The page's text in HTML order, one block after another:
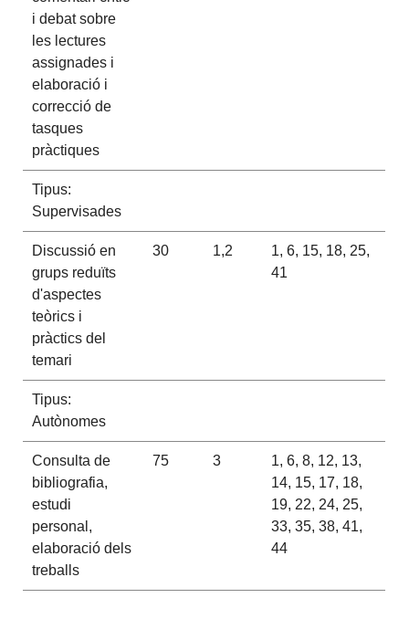
i debat sobre
les lectures
assignades i
elaboració i
correcció de
tasques
pràctiques
Tipus:
Supervisades
Discussió en
grups reduïts
d'aspectes
teòrics i
pràctics del
temari
30 1,2
1, 6, 15, 18, 25,
41
Tipus:
Autònomes
Consulta de
bibliografia,
estudi
personal,
elaboració dels
treballs
75 3
1, 6, 8, 12, 13,
14, 15, 17, 18,
19, 22, 24, 25,
33, 35, 38, 41,
44